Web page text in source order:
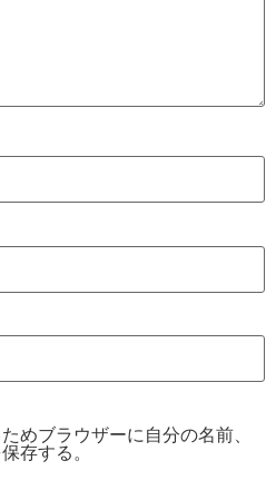
めブラウザーに自分の名前、
存する。